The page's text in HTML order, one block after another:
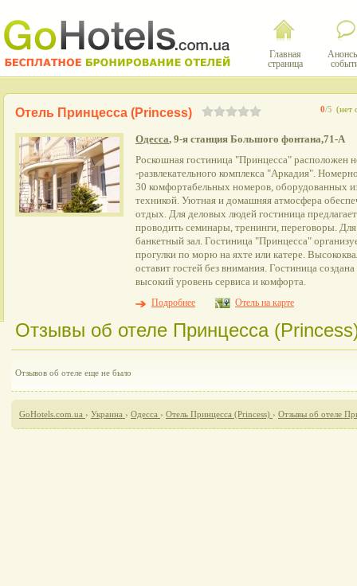
Главная
страница
0/5 (нет
Отель Принцесса (Рrincess)
Одесса, 9-я станция Большого фонтана,71-А
Роскошная гостиница "Принцесса" расположен
-развлекательного комплекса "Аркадия".
30 комфортабельных номеров, оборудованных
техникой. Уютная и домашняя атмосфера
отдых. Для деловых людей гостиница
проводить семинары, тренинги, переговоры.
банкетный зал. Гостиница "Принцесса"
прогулки по морю на яхте или катере.
оставит гостей без внимания. Гостиница
высокий уровень сервиса и комфорта.
Подробнее
Отель на карте
Отзывы об отеле Принцесса
Отзывов об отеле еще не было
GoHotels.com.ua › Украина › Одесса › Отель Принцесса (Рrincess) › Отзывы об отеле